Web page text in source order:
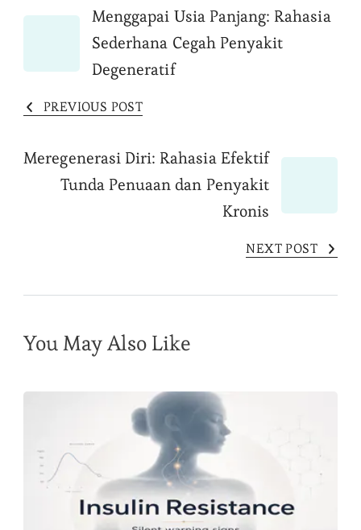
Post
Navigation
Menggapai Usia Panjang: Rahasia
Sederhana Cegah Penyakit
Degeneratif
PREVIOUS POST
Meregenerasi Diri: Rahasia Efektif
Tunda Penuaan dan Penyakit
Kronis
NEXT POST
You May Also Like